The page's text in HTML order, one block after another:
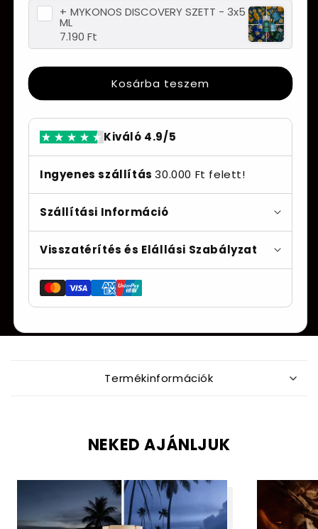
+ MYKONOS DISCOVERY SZETT - 3x5
ML
7.190 Ft
Kosárba teszem
Kiváló 4.9/5
Ingyenes szállítás30.000 Ft felett!
Szállítási Információ
Visszatérítés és Elállási Szabályzat
u
h
Termékinformációk
NEKED AJÁNLJUK